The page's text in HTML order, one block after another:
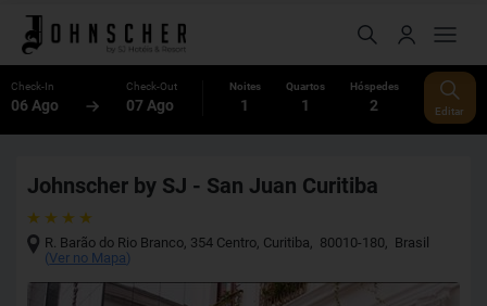
Check-In
06 Ago
Check-Out
07 Ago
Noites
1
Quartos
1
Hóspedes
2 Editar
Johnscher by SJ - San Juan Curitiba
R. Barão do Rio Branco, 354 Centro, Curitiba, 80010-180, Brasil
(Ver no Mapa)